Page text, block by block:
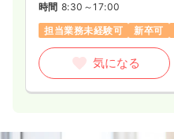
時間 8:30～17:00
担当業務未経験可
新卒可
気になる